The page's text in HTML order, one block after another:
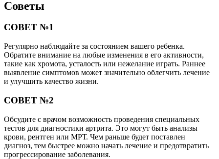
Советы
СОВЕТ №1
Регулярно наблюдайте за состоянием вашего ребенка.
Обратите внимание на любые изменения в его активности,
такие как хромота, усталость или нежелание играть. Раннее
выявление симптомов может значительно облегчить лечение
и улучшить качество жизни.
СОВЕТ №2
Обсудите с врачом возможность проведения специальных
тестов для диагностики артрита. Это могут быть анализы
крови, рентген или МРТ. Чем раньше будет поставлен
диагноз, тем быстрее можно начать лечение и предотвратить
прогрессирование заболевания.